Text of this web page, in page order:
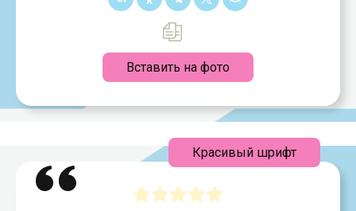
Вставить на фото
Красивый шрифт